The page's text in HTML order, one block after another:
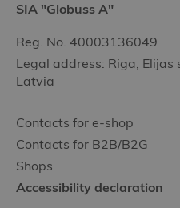
SIA "Globuss A"
Reg. No. 40003136049
Legal address: Riga,
Latvia
Contacts for e-shop
Contacts for B2B/B2G
Shops
Accessibility declaration